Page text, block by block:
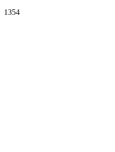
1354